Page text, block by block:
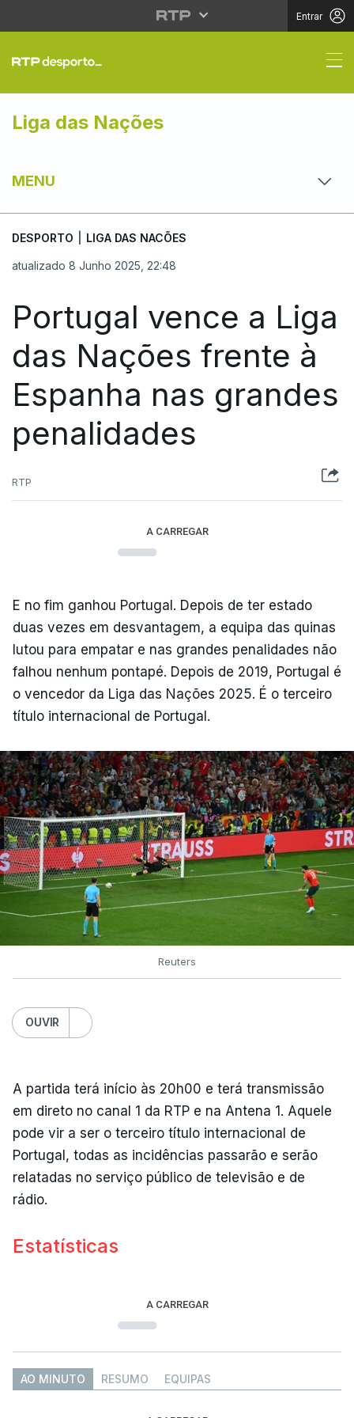
Entrar
Portugal vence a
Liga das Nações
MENU
DESPORTO LIGA DAS NACÕES
atualizado 8 Junho 2025, 22:48
Portugal vence a Liga
das Nações frente à
Espanha nas grandes
penalidades
RTP
A CARREGAR
E no fim ganhou Portugal. Depois de ter estado
duas vezes em desvantagem, a equipa das quinas
lutou para empatar e nas grandes penalidades não
falhou nenhum pontapé. Depois de 2019, Portugal é
o vencedor da Liga das Nações 2025. É o terceiro
título internacional de Portugal.
Reuters
OUVIR
A partida terá início às 20h00 e terá transmissão
em direto no canal 1 da RTP e na Antena 1. Aquele
pode vir a ser o terceiro título internacional de
Portugal, todas as incidências passarão e serão
relatadas no serviço público de televisão e de
rádio.
Estatísticas
A CARREGAR
AO MINUTO RESUMO EQUIPAS